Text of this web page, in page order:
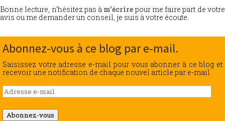
Bonne lecture, n’hésitez pas à m’écrire pour me faire part de votre
avis ou me demander un conseil, je suis à votre écoute.
Abonnez-vous à ce blog par e-mail.
Saisissez votre adresse e-mail pour vous abonner à ce blog et
recevoir une notification de chaque nouvel article par e-mail.
Adresse
e-
mail
Abonnez-vous